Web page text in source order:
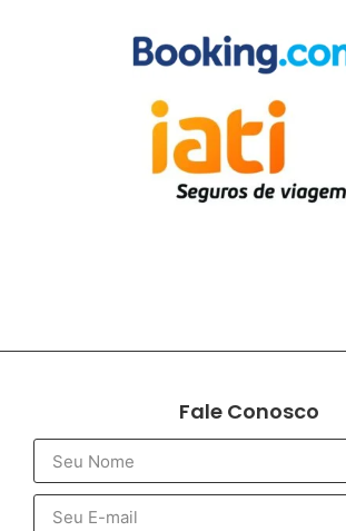
Fale Conosco